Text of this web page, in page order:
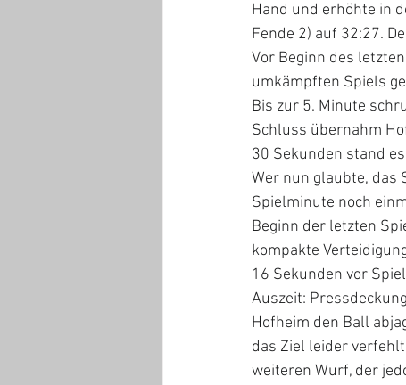
Hand und erhöhte in
Fende 2) auf 32:27.
Vor Beginn des
umkämpften Spiels
Bis zur 5. Minute
Schluss übernahm
30 Sekunden stand
Wer nun glaubte, das
Spielminute noch
Beginn der letzten
kompakte
16 Sekunden vor
Auszeit:
Hofheim den Ball
das Ziel leider
weiteren Wurf, der